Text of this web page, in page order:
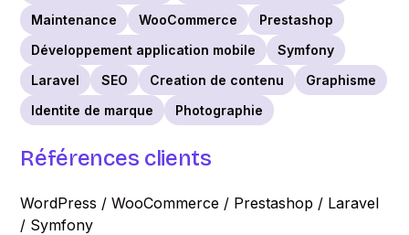
Maintenance
WooCommerce
Prestashop
Développement application mobile
Symfony
Laravel
SEO Creation de contenu
Graphisme
Identite de marque
Photographie
Références clients
WordPress / WooCommerce / Prestashop / Laravel
/ Symfony